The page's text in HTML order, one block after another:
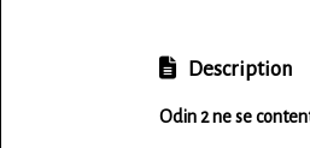
Description
Odin 2 ne se